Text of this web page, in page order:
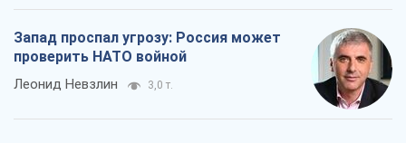
Запад проспал угрозу: Россия может
проверить НАТО войной
Леонид Невзлин 3,0 т.